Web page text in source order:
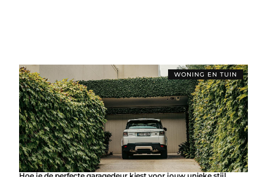
WONING EN TUIN